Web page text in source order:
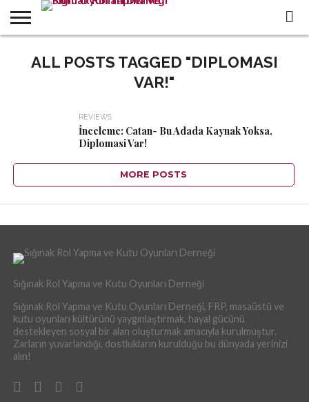
WE
ARE
ALL
CONTENTS
IN THE
PRESS
TR
ALL POSTS TAGGED "DIPLOMASI
VAR!"
REVIEWS
İnceleme: Catan- Bu Adada Kaynak Yoksa,
Diplomasi Var!
MORE POSTS
Sığınak Rol Yapma ve Kutu Oyunları Derneği
Sığınak Rol Yapma ve Kutu Oyunları Derneği, FRP, masaüstü ve
kutu oyunları kültürünü yaygınlaştırmak, hayal gücünü
destekleyen sosyal bir alan oluşturmak amacıyla kurulmuştur.
Zarların yuvarlandığı, dostlukların kurulduğu bu dünyada yerinizi
alın!